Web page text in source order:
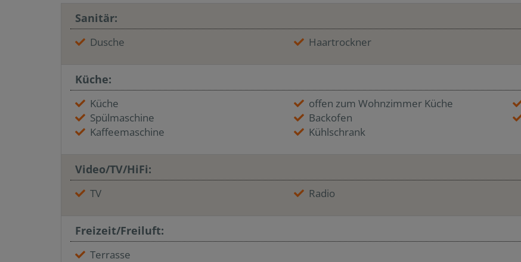
Sanitär:
Dusche Haartrockner
Küche:
Küche offen zum Wohnzimmer Küche
Spülmaschine
Backofen
Kaffeemaschine
Kühlschrank
Video/TV/HiFi:
TV Radio
Freizeit/Freiluft:
Terrasse